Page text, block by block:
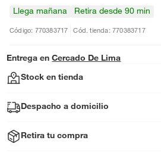
Llega mañana Retira desde 90 min
Código: 770383717 Cód. tienda: 770383717
Entrega en Cercado De Lima
Stock en tienda
Despacho a domicilio
Retira tu compra